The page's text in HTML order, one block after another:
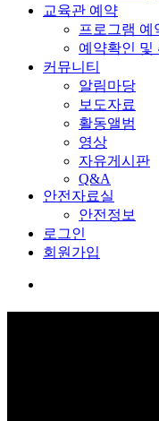
교육관 예약
프로그램 예
예약확인 및
커뮤니티
알림마당
보도자료
활동앨범
영상
자유게시판
Q&A
안전자료실
안전정보
로그인
회원가입